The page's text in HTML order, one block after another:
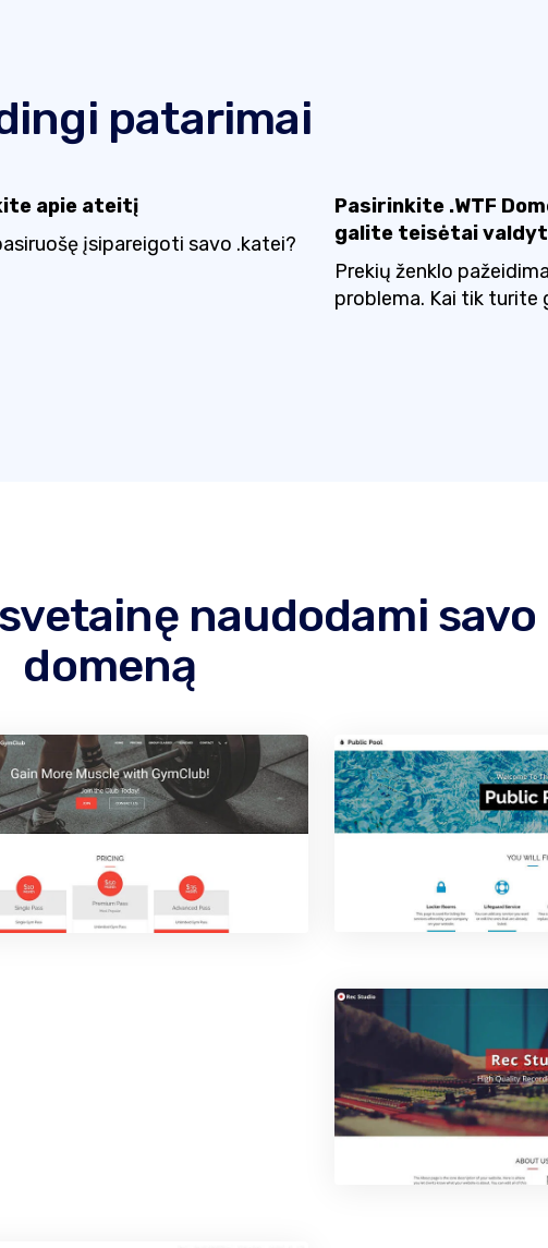
patarimai
apie ateitį
įsipareigoti savo .katei?
Pasirinkite .WTF
galite teisėtai
Prekių ženklo
problema. Kai tik turite
naudodami savo
domeną